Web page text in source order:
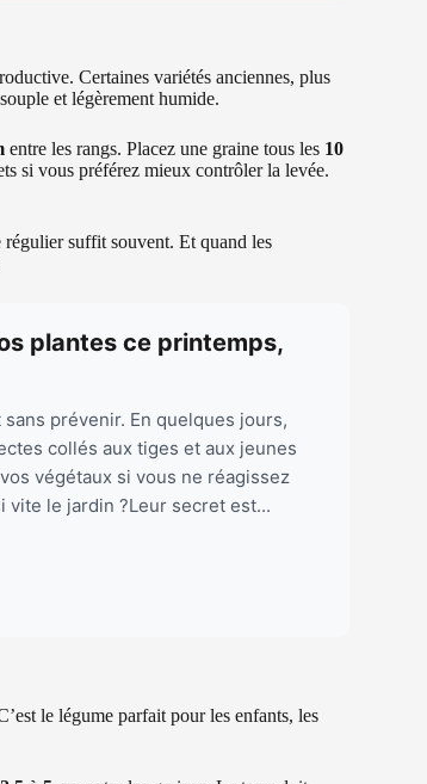
Certaines variétés anciennes, plus
et légèrement humide.
entre les rangs. Placez une graine tous les 10
si vous préférez mieux contrôler la levée.
régulier suffit souvent. Et quand les
plantes ce printemps,
prévenir. En quelques jours,
collés aux tiges et aux jeunes
végétaux si vous ne réagissez
le jardin ?Leur secret est...
le légume parfait pour les enfants, les